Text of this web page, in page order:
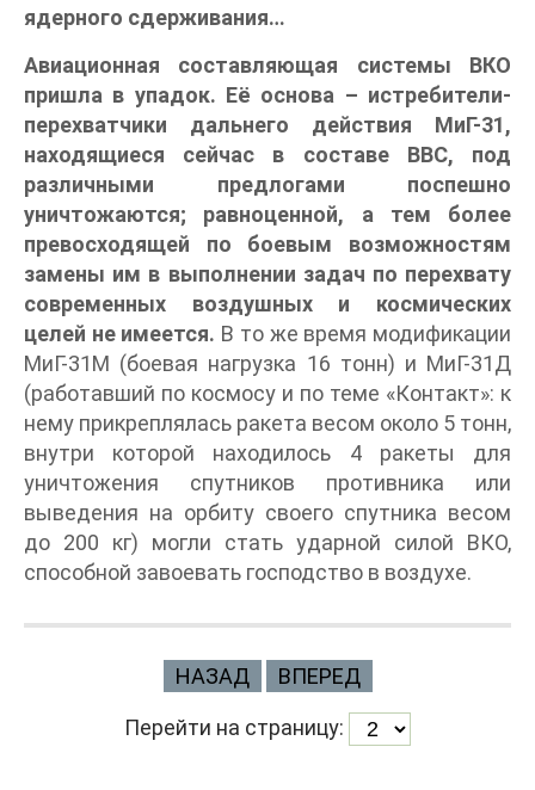
ядерного сдерживания…
Авиационная составляющая системы ВКО
пришла в упадок. Её основа – истребители-
перехватчики дальнего действия МиГ-31,
находящиеся сейчас в составе ВВС, под
различными предлогами поспешно
уничтожаются; равноценной, а тем более
превосходящей по боевым возможностям
замены им в выполнении задач по перехвату
современных воздушных и космических
целей не имеется. В то же время модификации
МиГ-31М (боевая нагрузка 16 тонн) и МиГ-31Д
(работавший по космосу и по теме «Контакт»: к
нему прикреплялась ракета весом около 5 тонн,
внутри которой находилось 4 ракеты для
уничтожения спутников противника или
выведения на орбиту своего спутника весом
до 200 кг) могли стать ударной силой ВКО,
способной завоевать господство в воздухе.
НАЗАД ВПЕРЕД
Перейти на страницу: